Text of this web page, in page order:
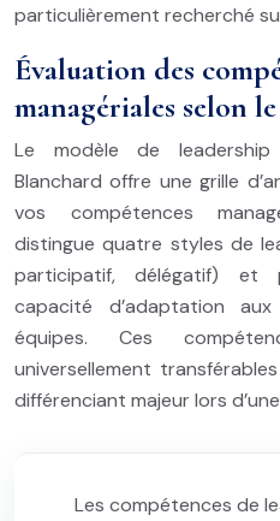
particulièrement recherché
Évaluation des
managériales selon
Le modèle de
Blanchard offre une grille
vos compétences
distingue quatre styles de
participatif, délégatif) et
capacité d’adaptation
équipes. Ces
universellement
différenciant majeur lors
Les compétences de